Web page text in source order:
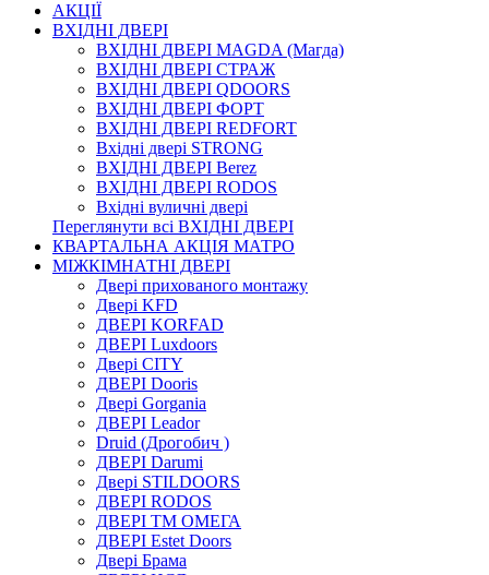
АКЦІЇ
ВХІДНІ ДВЕРІ
ВХІДНІ ДВЕРІ МAGDA (Магда)
ВХІДНІ ДВЕРІ СТРАЖ
ВХІДНІ ДВЕРІ QDOORS
ВХІДНІ ДВЕРІ ФОРТ
ВХІДНІ ДВЕРІ REDFORT
Вхідні двері STRONG
ВХІДНІ ДВЕРІ Berez
ВХІДНІ ДВЕРІ RODOS
Вхідні вуличні двері
Переглянути всі ВХІДНІ ДВЕРІ
КВАРТАЛЬНА АКЦІЯ МАТРО
МІЖКІМНАТНІ ДВЕРІ
Двері прихованого монтажу
Двері KFD
ДВЕРІ KORFAD
ДВЕРІ Luxdoors
Двері CITY
ДВЕРІ Dooris
Двері Gorgania
ДВЕРІ Leador
Druid (Дрогобич )
ДВЕРІ Darumi
Двері STILDOORS
ДВЕРІ RODOS
ДВЕРІ ТМ ОМЕГА
ДВЕРІ Estet Doors
Двері Брама